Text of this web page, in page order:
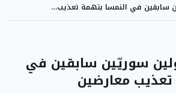
سابقين في النمسا بتهمة تعذيب…
سوريّين سابقين في
معارضين